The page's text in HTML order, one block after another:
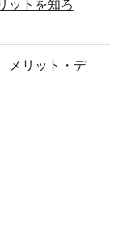
ットを知ろ
メリット・デ